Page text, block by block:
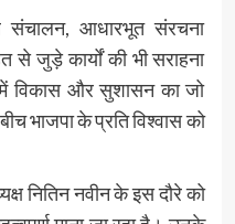
संचालन, आधारभूत संरचना
से जुड़े कार्यों की भी सराहना
विकास और सुशासन का जो
भाजपा के प्रति विश्वास को
नितिन नवीन के इस दौरे को